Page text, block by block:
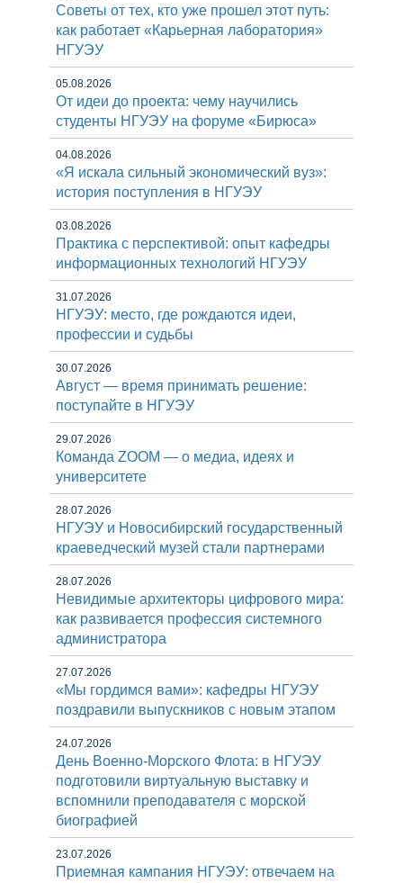
Советы от тех, кто уже прошел этот путь:
как работает «Карьерная лаборатория»
НГУЭУ
05.08.2026
От идеи до проекта: чему научились
студенты НГУЭУ на форуме «Бирюса»
04.08.2026
«Я искала сильный экономический вуз»:
история поступления в НГУЭУ
03.08.2026
Практика с перспективой: опыт кафедры
информационных технологий НГУЭУ
31.07.2026
НГУЭУ: место, где рождаются идеи,
профессии и судьбы
30.07.2026
Август — время принимать решение:
поступайте в НГУЭУ
29.07.2026
Команда ZOOM — о медиа, идеях и
университете
28.07.2026
НГУЭУ и Новосибирский государственный
краеведческий музей стали партнерами
28.07.2026
Невидимые архитекторы цифрового мира:
как развивается профессия системного
администратора
27.07.2026
«Мы гордимся вами»: кафедры НГУЭУ
поздравили выпускников с новым этапом
24.07.2026
День Военно-Морского Флота: в НГУЭУ
подготовили виртуальную выставку и
вспомнили преподавателя с морской
биографией
23.07.2026
Приемная кампания НГУЭУ: отвечаем на